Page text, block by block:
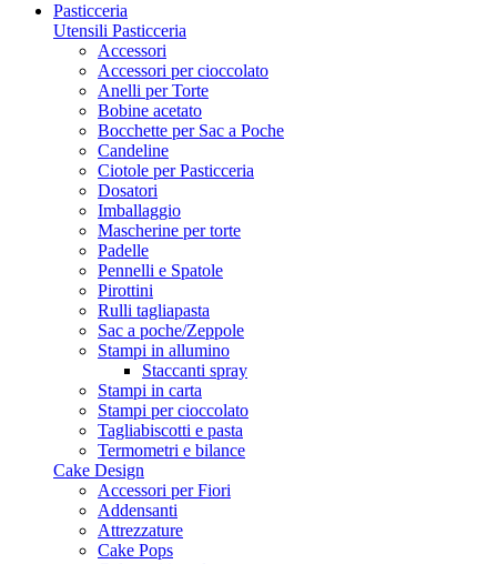
Pasticceria
Utensili Pasticceria
Accessori
Accessori per cioccolato
Anelli per Torte
Bobine acetato
Bocchette per Sac a Poche
Candeline
Ciotole per Pasticceria
Dosatori
Imballaggio
Mascherine per torte
Padelle
Pennelli e Spatole
Pirottini
Rulli tagliapasta
Sac a poche/Zeppole
Stampi in allumino
Staccanti spray
Stampi in carta
Stampi per cioccolato
Tagliabiscotti e pasta
Termometri e bilance
Cake Design
Accessori per Fiori
Addensanti
Attrezzature
Cake Pops